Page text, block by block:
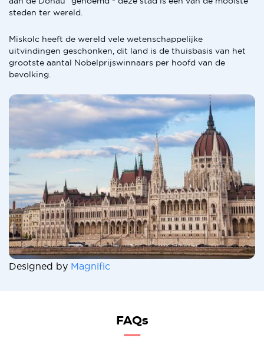
steden ter wereld.
Miskolc heeft de wereld vele wetenschappelijke
uitvindingen geschonken, dit land is de thuisbasis van het
grootste aantal Nobelprijswinnaars per hoofd van de
bevolking.
Designed by Magnific
FAQs